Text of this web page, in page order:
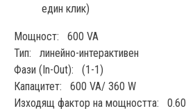
един клик)
Мощност: 600 VA
Тип: линейно-интерактивен
Фази (In-Out): (1-1)
Капацитет: 600 VA/ 360 W
Изходящ фактор на мощността: 0.60